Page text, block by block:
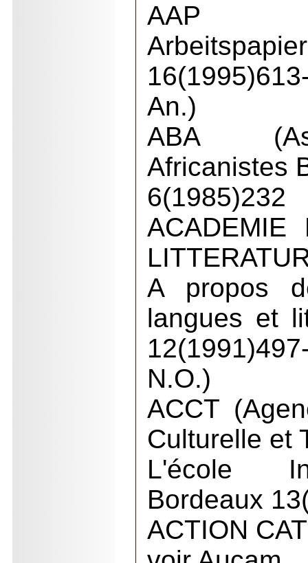
AAP
An.)
ABA
Africanistes
6(1985)232
ACADEMIE
A propos
langues et
N.O.)
ACCT
Culturelle et
L'école
Bordeaux
ACTION